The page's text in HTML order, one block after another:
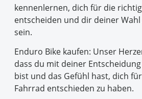
kennenlernen, dich für die
entscheiden und dir deiner Wahl
sein.
Enduro Bike kaufen: Unser
dass du mit deiner
bist und das Gefühl hast, dich
Fahrrad entschieden zu haben.